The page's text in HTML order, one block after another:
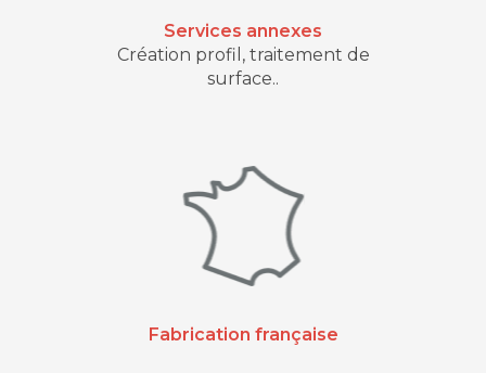
Services annexes
Création profil, traitement de
surface..
Fabrication française